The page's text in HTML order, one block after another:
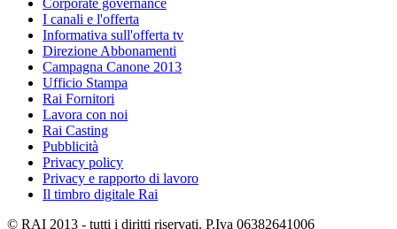
Corporate governance
I canali e l'offerta
Informativa sull'offerta tv
Direzione Abbonamenti
Campagna Canone 2013
Ufficio Stampa
Rai Fornitori
Lavora con noi
Rai Casting
Pubblicità
Privacy policy
Privacy e rapporto di lavoro
Il timbro digitale Rai
© RAI 2013 - tutti i diritti riservati. P.Iva 06382641006